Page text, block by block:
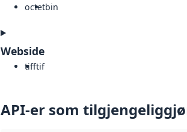
octetbin
Webside
tifftif
API-er som